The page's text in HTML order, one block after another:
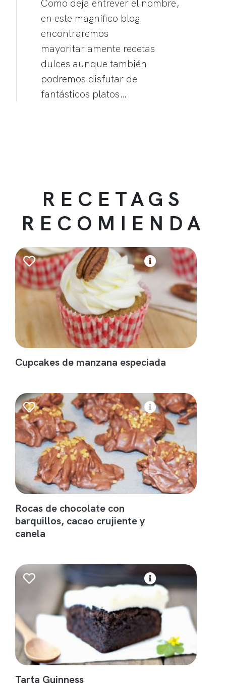
Como deja entrever el nombre,
en este magnífico blog
encontraremos
mayoritariamente recetas
dulces aunque también
podremos disfutar de
fantásticos platos…
RECETAGS
RECOMIENDA
Cupcakes de manzana especiada
Rocas de chocolate con
barquillos, cacao crujiente y
canela
Tarta Guinness